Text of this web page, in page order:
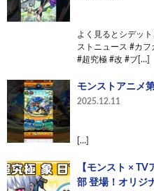
よく見るとシデッ
ストニュース #カ
#超究極 #改 #ブ[…]
モンストアニメ
2025.12.11
[…]
【モンスト ×
部 登場！オリジ